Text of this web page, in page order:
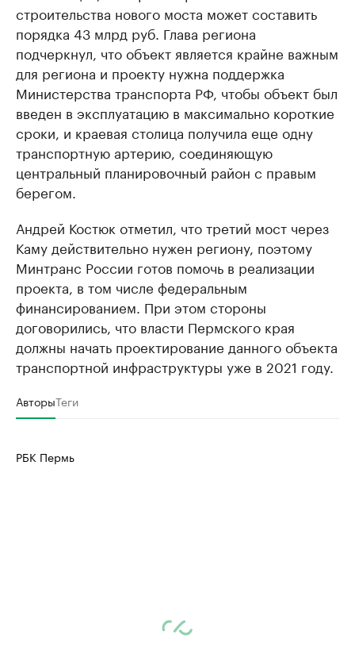
строительства нового моста может составить
порядка 43 млрд руб. Глава региона
подчеркнул, что объект является крайне важным
для региона и проекту нужна поддержка
Министерства транспорта РФ, чтобы объект был
введен в эксплуатацию в максимально короткие
сроки, и краевая столица получила еще одну
транспортную артерию, соединяющую
центральный планировочный район с правым
берегом.
Андрей Костюк отметил, что третий мост через
Каму действительно нужен региону, поэтому
Минтранс России готов помочь в реализации
проекта, в том числе федеральным
финансированием. При этом стороны
договорились, что власти Пермского края
должны начать проектирование данного объекта
транспортной инфраструктуры уже в 2021 году.
АвторыТеги
РБК Пермь